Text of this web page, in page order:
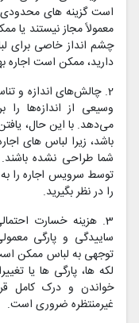
است گزینه های محدودی
معمولاً مجاز نیستند یا
چشم انداز خاصی برای
دارید، ممکن است اجاره
2. چالش‌های اندازه و
وسیعی از اندازه‌ها
می‌دهد. با این حال،
باشد، زیرا لباس های
شما طراحی نشده
توسط سرویس اجاره را
را در نظر بگیرید.
3. هزینه خسارت
ساییدگی و پارگی
توجهی به لباس ممکن
لکه ها، پارگی ها یا
خواندن و درک کامل
غیرمنتظره ضروری است.